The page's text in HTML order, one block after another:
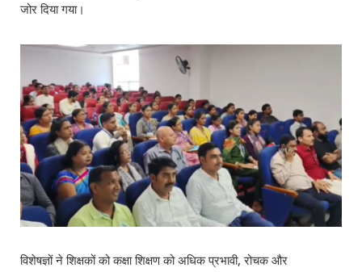
जोर दिया गया।
विशेषज्ञों ने शिक्षकों को कक्षा शिक्षण को अधिक प्रभावी, रोचक और